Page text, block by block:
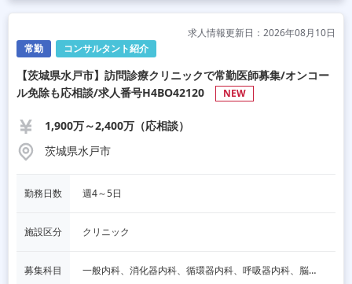
常勤 コンサルタント紹介
求人情報更新日：2026年08月10日
【茨城県水戸市】訪問診療クリニックで常勤医師募集/オンコー
ル免除も応相談/求人番号H4BO42120
NEW
1,900万～2,400万（応相談）
茨城県水戸市
勤務日数 週4～5日
施設区分 クリニック
募集科目 一般内科、消化器内科、循環器内科、呼吸器内科、脳神経内科、内分泌内科、一般外科、その他